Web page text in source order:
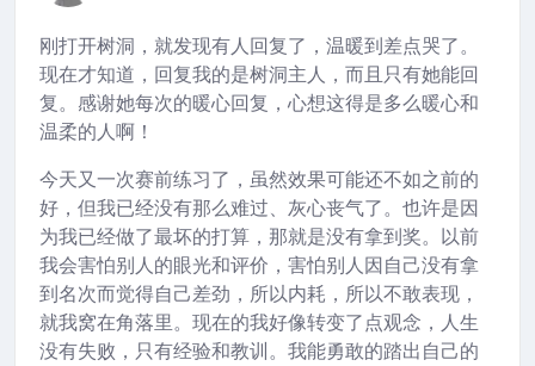
刚打开树洞，就发现有人回复了，温暖到差点哭了。
现在才知道，回复我的是树洞主人，而且只有她能回
复。感谢她每次的暖心回复，心想这得是多么暖心和
温柔的人啊！
今天又一次赛前练习了，虽然效果可能还不如之前的
好，但我已经没有那么难过、灰心丧气了。也许是因
为我已经做了最坏的打算，那就是没有拿到奖。以前
我会害怕别人的眼光和评价，害怕别人因自己没有拿
到名次而觉得自己差劲，所以内耗，所以不敢表现，
就我窝在角落里。现在的我好像转变了点观念，人生
没有失败，只有经验和教训。我能勇敢的踏出自己的